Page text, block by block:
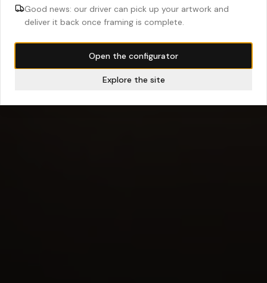
Good news: our driver can pick up your artwork and
deliver it back once framing is complete.
Open the configurator
Explore the site